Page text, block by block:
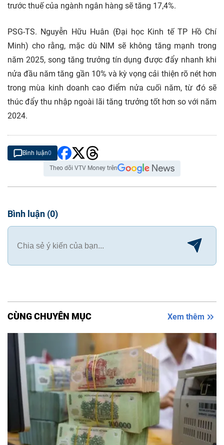
trước thuế của ngành ngân hàng sẽ tăng 17,4%.
PSG-TS. Nguyễn Hữu Huân (Đại học Kinh tế TP Hồ Chí
Minh) cho rằng, mặc dù NIM sẽ không tăng mạnh trong
năm 2025, song tăng trưởng tín dụng được đẩy nhanh khi
nửa đầu năm tăng gần 10% và kỳ vọng cải thiện rõ nét hơn
trong mùa kinh doanh cao điểm nửa cuối năm, từ đó sẽ
thúc đẩy thu nhập ngoài lãi tăng trưởng tốt hơn so với năm
2024.
Bình luận0
Theo dõi VTV Money trên
Bình luận (0)
CÙNG CHUYÊN MỤC Xem thêm